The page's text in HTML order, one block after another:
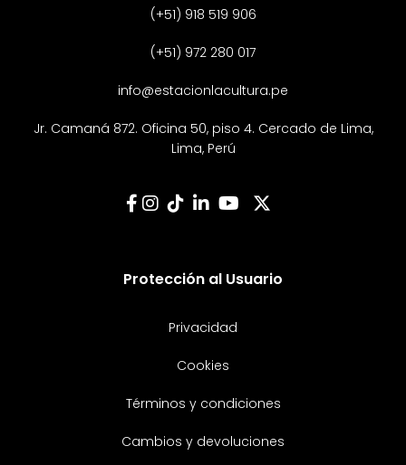
(+51) 918 519 906
(+51) 972 280 017
info@estacionlacultura.pe
Jr. Camaná 872. Oficina 50, piso 4. Cercado de Lima,
Lima, Perú
Protección al Usuario
Privacidad
Cookies
Términos y condiciones
Cambios y devoluciones